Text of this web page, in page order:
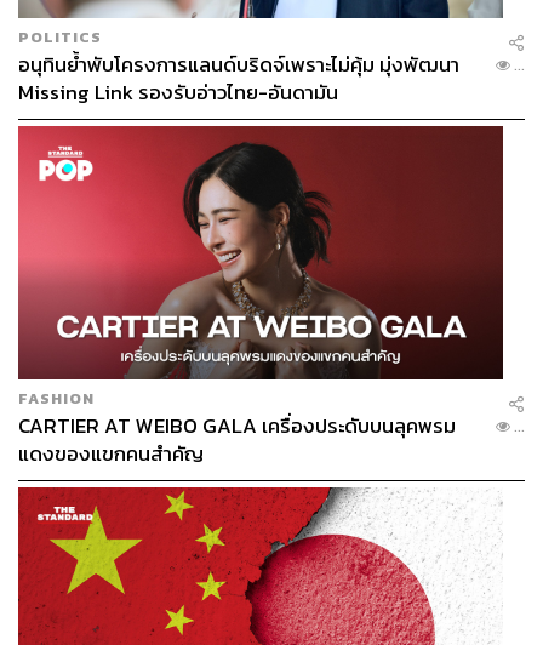
POLITICS
อนุทินย้ำพับโครงการแลนด์บริดจ์เพราะไม่คุ้ม มุ่งพัฒนา
Missing Link รองรับอ่าวไทย-อันดามัน
...
FASHION
CARTIER AT WEIBO GALA เครื่องประดับบนลุคพรม
แดงของแขกคนสำคัญ
...